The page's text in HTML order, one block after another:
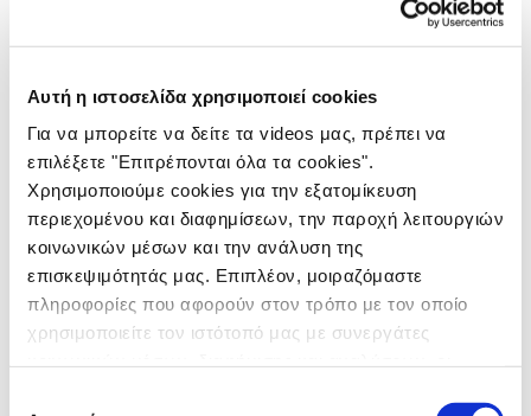
Αυτή η ιστοσελίδα χρησιμοποιεί cookies
Για να μπορείτε να δείτε τα videos μας, πρέπει να
επιλέξετε "Επιτρέπονται όλα τα cookies".
Χρησιμοποιούμε cookies για την εξατομίκευση
περιεχομένου και διαφημίσεων, την παροχή λειτουργιών
κοινωνικών μέσων και την ανάλυση της
επισκεψιμότητάς μας. Επιπλέον, μοιραζόμαστε
πληροφορίες που αφορούν στον τρόπο με τον οποίο
χρησιμοποιείτε τον ιστότοπό μας με συνεργάτες
ΡΑΔΙΟΦΩΝΟ
ΑΦΙΣΕΣ
DIGITAL
DESIGN
ΕΚΔΗΛΩΣΕΙΣ
ΔΙΑΚΡΙΣΕΙΣ
ΕΠΙΚΟΙΝΩΝΙΑ
2026